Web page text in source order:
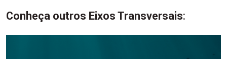
Conheça outros Eixos Transversais: